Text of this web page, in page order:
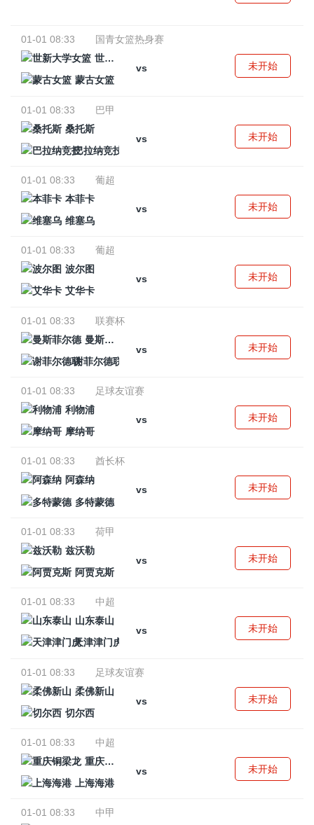
01-01 08:33
国青女篮热身赛
世新大学女篮
vs
蒙古女篮
未开始
01-01 08:33
巴甲
桑托斯
vs
巴拉纳竞技
未开始
01-01 08:33
葡超
本菲卡
vs
维塞乌
未开始
01-01 08:33
葡超
波尔图
vs
艾华卡
未开始
01-01 08:33
联赛杯
曼斯菲尔德
vs
谢菲尔德联
未开始
01-01 08:33
足球友谊赛
利物浦
vs
摩纳哥
未开始
01-01 08:33
酋长杯
阿森纳
vs
多特蒙德
未开始
01-01 08:33
荷甲
兹沃勒
vs
阿贾克斯
未开始
01-01 08:33
中超
山东泰山
vs
天津津门虎
未开始
01-01 08:33
足球友谊赛
柔佛新山
vs
切尔西
未开始
01-01 08:33
中超
重庆铜梁龙
vs
上海海港
未开始
01-01 08:33
中甲